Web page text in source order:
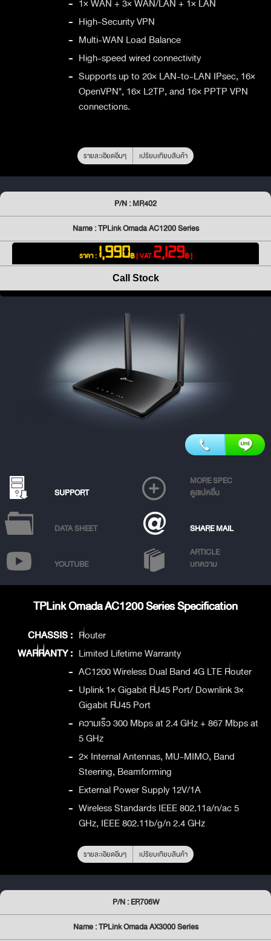
- 1× WAN + 3× WAN/LAN + 1× LAN
- High-Security VPN
- Multi-WAN Load Balance
- High-speed wired connectivity
- Supports up to 20× LAN-to-LAN IPsec, 16×
OpenVPN*, 16× L2TP, and 16× PPTP VPN
connections.
รายละเอียดอื่นๆ เปรียบเทียบสินค้า
P/N : MR402
Name : TPLink Omada AC1200 Series
ราคา : 1,990฿[ VAT2,129฿ ]
Call Stock
SUPPORT
MORE SPEC
ดูสเปคอื่น
DATA SHEET SHARE MAIL
YOUTUBE
ARTICLE
บทความ
TPLink Omada AC1200 Series Specification
CHASSIS : Router
WARRANTY : Limited Lifetime Warranty
- AC1200 Wireless Dual Band 4G LTE Router
- Uplink 1× Gigabit RJ45 Port/ Downlink 3×
Gigabit RJ45 Port
- ความเร็ว 300 Mbps at 2.4 GHz + 867 Mbps at
5 GHz
- 2× Internal Antennas, MU-MIMO, Band
Steering, Beamforming
- External Power Supply 12V/1A
- Wireless Standards IEEE 802.11a/n/ac 5
GHz, IEEE 802.11b/g/n 2.4 GHz
รายละเอียดอื่นๆ เปรียบเทียบสินค้า
P/N : ER706W
Name : TPLink Omada AX3000 Series